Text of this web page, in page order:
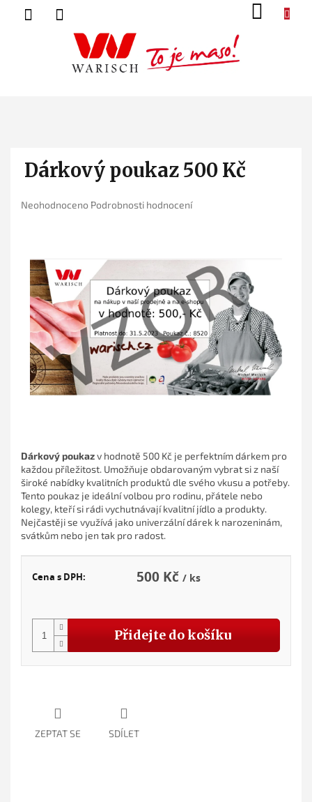
Dárkový poukaz 500 Kč
Průměrné
0,0
hvězdiček.
Neohodnoceno Podrobnosti hodnocení
500 Kč
Cena s DPH: / ks
Přidejte do košíku
Dárkový poukazv hodnotě 500 Kč je perfektním dárkem pro
každou příležitost. Umožňuje obdarovaným vybrat si z naší
široké nabídky kvalitních produktů dle svého vkusu a potřeby.
Tento poukaz je ideální volbou pro rodinu, přátele nebo
kolegy, kteří si rádi vychutnávají kvalitní jídlo a produkty.
Nejčastěji se využívá jako univerzální dárek k narozeninám,
svátkům nebo jen tak pro radost.
ZEPTAT SE SDÍLET